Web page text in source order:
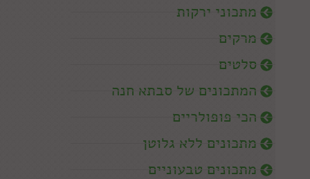
מתכוני ירקות
מרקים
סלטים
המתכונים של סבתא חנה
הכי פופולריים
מתכונים ללא גלוטן
מתכונים טבעוניים